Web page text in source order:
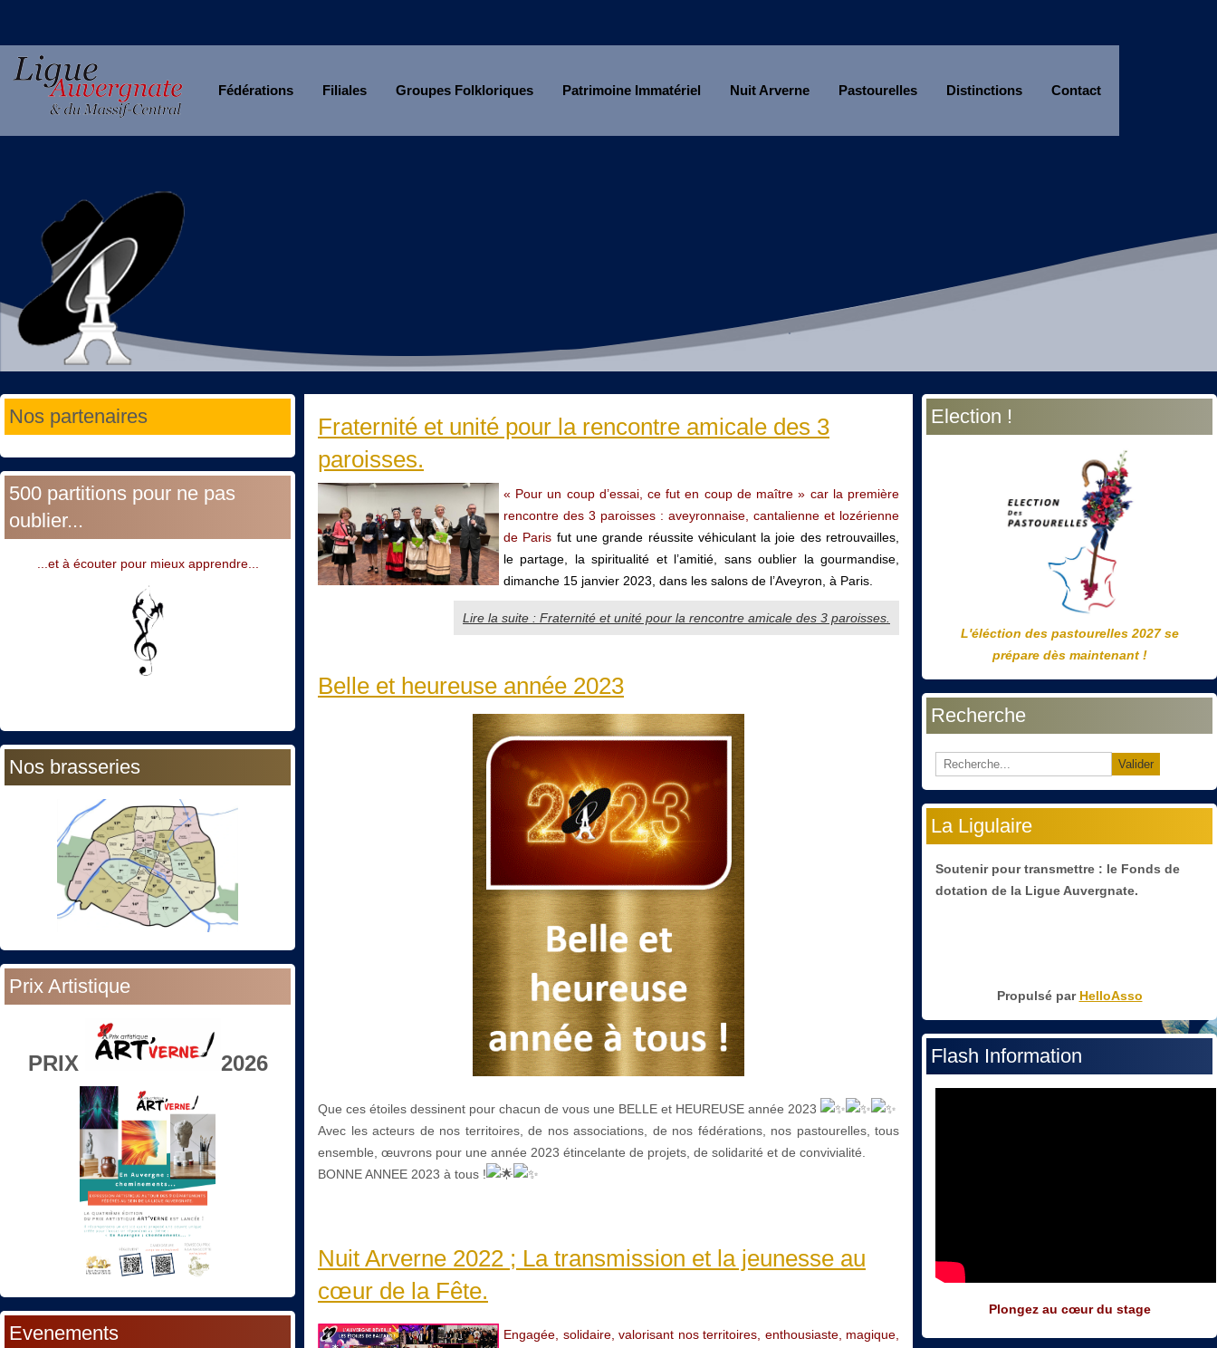
Fédérations Filiales Groupes Folkloriques Patrimoine Immatériel Nuit Arverne Pastourelles Distinctions Contact
Nos partenaires
500 partitions pour ne pas
oublier...
...et à écouter pour mieux apprendre...
Nos brasseries
Prix Artistique
PRIX 2026
Evenements
Fraternité et unité pour la rencontre amicale des 3
paroisses.
« Pour un coup d’essai, ce fut en coup de maître » car la première
rencontre des 3 paroisses : aveyronnaise, cantalienne et lozérienne
de Paris fut une grande réussite véhiculant la joie des retrouvailles,
le partage, la spiritualité et l’amitié, sans oublier la gourmandise,
dimanche 15 janvier 2023, dans les salons de l’Aveyron, à Paris.
Lire la suite : Fraternité et unité pour la rencontre amicale des 3 paroisses.
Belle et heureuse année 2023
Que ces étoiles dessinent pour chacun de vous une BELLE et HEUREUSE année 2023
Avec les acteurs de nos territoires, de nos associations, de nos fédérations, nos pastourelles, tous
ensemble, œuvrons pour une année 2023 étincelante de projets, de solidarité et de convivialité.
BONNE ANNEE 2023 à tous !
Nuit Arverne 2022 ; La transmission et la jeunesse au
cœur de la Fête.
Engagée, solidaire, valorisant nos territoires, enthousiaste, magique,
Election !
L'éléction des pastourelles 2027 se
prépare dès maintenant !
Recherche
Valider
La Ligulaire
Soutenir pour transmettre : le Fonds de
dotation de la Ligue Auvergnate.
Propulsé par HelloAsso
Flash Information
Plongez au cœur du stage
Année
précédente
Mois
précédent
Année
suivante
Mois
suivant